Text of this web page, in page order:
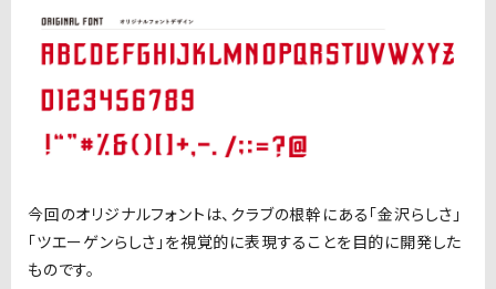
今回のオリジナルフォントは、クラブの根幹にある「金沢らしさ」
「ツエーゲンらしさ」を視覚的に表現することを目的に開発した
ものです。